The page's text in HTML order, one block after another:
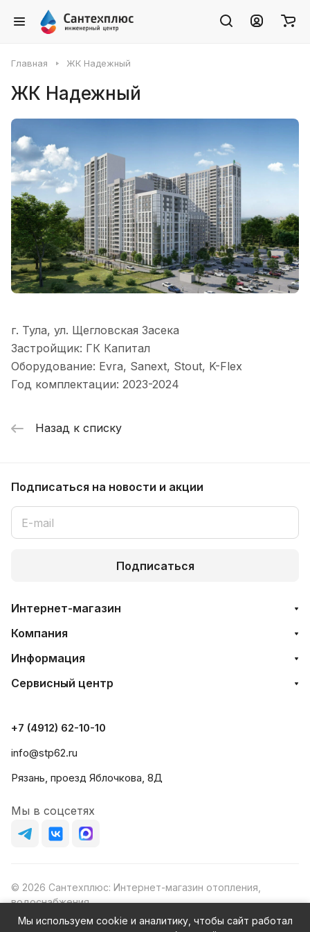
Главная ЖК Надежный
ЖК Надежный
г. Тула, ул. Щегловская Засека
Застройщик: ГК Капитал
Оборудование: Evra, Sanext, Stout, K-Flex
Год комплектации: 2023-2024
Назад к списку
Подписаться на новости и акции
Подписаться
Интернет-магазин
Компания
Информация
Сервисный центр
+7 (4912) 62-10-10
info@stp62.ru
Рязань, проезд Яблочкова, 8Д
Мы в соцсетях
© 2026 Сантехплюс: Интернет-магазин отопления,
водоснабжения
Юридический адрес: 390023, г. Рязань, проезд Яблочкова,
Мы используем cookie и аналитику, чтобы сайт работал